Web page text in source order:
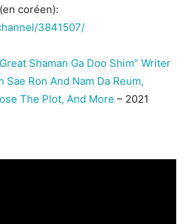
coréen):
3841507/
Shaman Ga Doo Shim” Writer
Sae Ron And Nam Da Reum,
The Plot, And More – 2021